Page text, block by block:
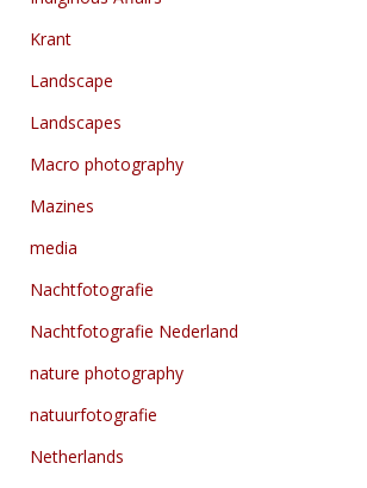
Krant
Landscape
Landscapes
Macro photography
Mazines
media
Nachtfotografie
Nachtfotografie Nederland
nature photography
natuurfotografie
Netherlands